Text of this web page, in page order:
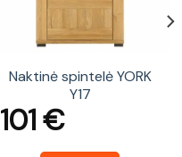
Naktinė spintelė YORK
Y17
101€